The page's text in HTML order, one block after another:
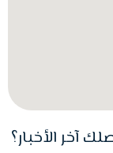
آخر الأخبار؟